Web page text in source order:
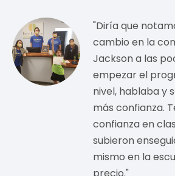
"Diría que
cambio en la
Jackson a las
empezar el
nivel, hablaba y
más confianza.
confianza en
subieron
mismo en la